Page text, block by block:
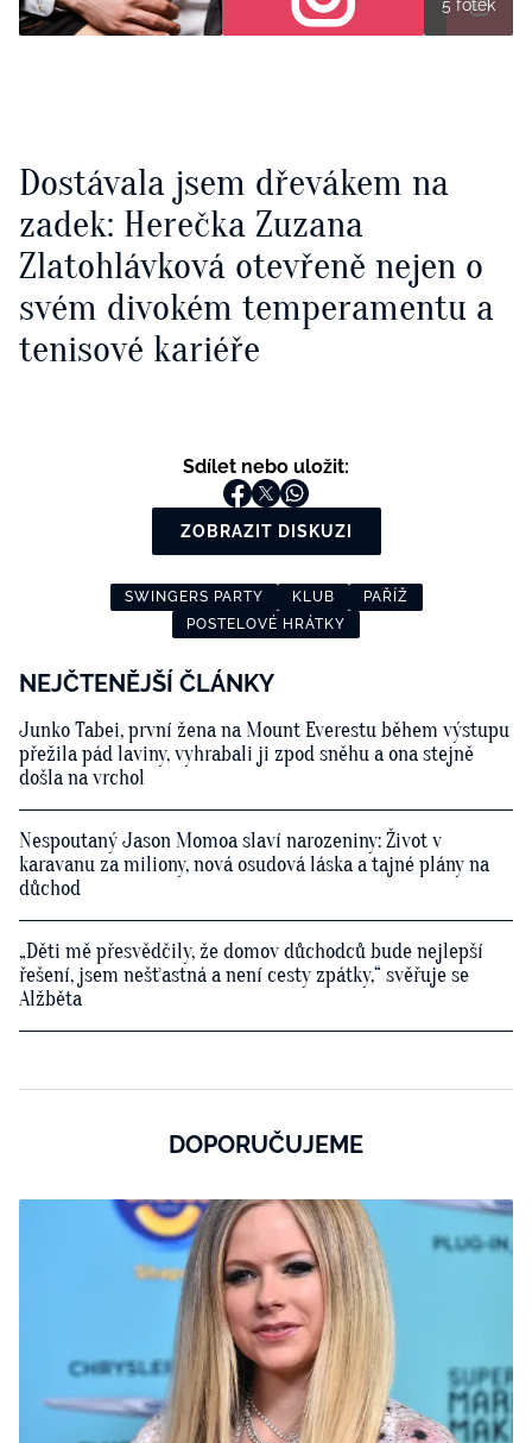
5 fotek
Dostávala jsem dřevákem na
zadek: Herečka Zuzana
Zlatohlávková otevřeně nejen o
svém divokém temperamentu a
tenisové kariéře
Sdílet nebo uložit:
ZOBRAZIT DISKUZI
SWINGERS PARTY KLUB
PAŘÍŽ
POSTELOVÉ HRÁTKY
NEJČTENĚJŠÍ ČLÁNKY
Junko Tabei, první žena na Mount Everestu během výstupu
přežila pád laviny, vyhrabali ji zpod sněhu a ona stejně
došla na vrchol
Nespoutaný Jason Momoa slaví narozeniny: Život v
karavanu za miliony, nová osudová láska a tajné plány na
důchod
„Děti mě přesvědčily, že domov důchodců bude nejlepší
řešení, jsem nešťastná a není cesty zpátky,“ svěřuje se
Alžběta
DOPORUČUJEME